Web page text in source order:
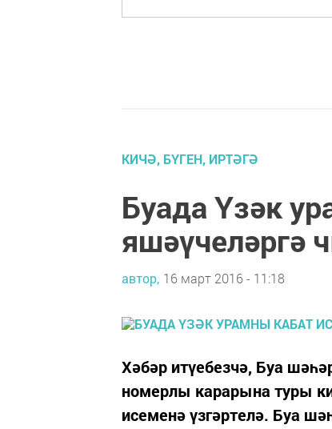
КИЧӘ, БҮГЕН, ИРТӘГӘ
Буада Үзәк
яшәүчеләргә
автор, 16 март 2016 - 11:18
Хәбәр итүебезчә, Буа
номерлы карарына туры
исеменә үзгәртелә. Буа